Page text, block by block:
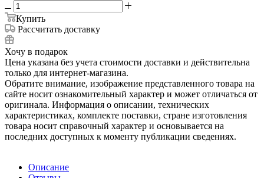
Купить
Рассчитать доставку
Хочу в подарок
Цена указана без учета стоимости доставки и действительна
только для интернет-магазина.
Обратите внимание, изображение представленного товара на
сайте носит ознакомительный характер и может отличаться от
оригинала. Информация о описании, технических
характеристиках, комплекте поставки, стране изготовления
товара носит справочный характер и основывается на
последних доступных к моменту публикации сведениях.
Описание